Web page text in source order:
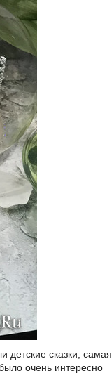
детские сказки, самая
очень интересно